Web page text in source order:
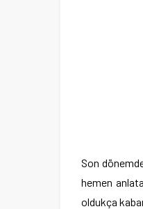
Son
hemen
oldukça